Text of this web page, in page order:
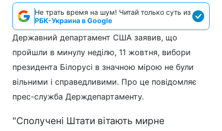
Не трать время на шум! Читай только суть из
РБК-Украина в Google
Державний департамент США заявив, що
пройшли в минулу неділю, 11 жовтня, вибори
президента Білорусі в значною мірою не були
вільними і справедливими. Про це повідомляє
прес-служба Держдепартаменту.
"Сполучені Штати вітають мирне